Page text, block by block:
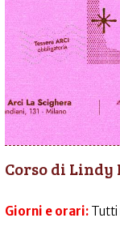
Corso di
Giorni e orari: Tutti